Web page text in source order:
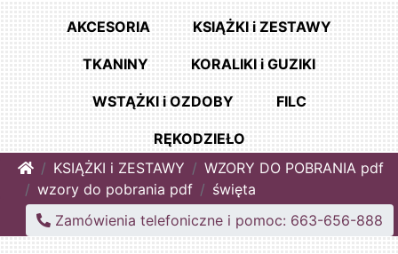
AKCESORIA KSIĄŻKI i ZESTAWY
TKANINY KORALIKI i GUZIKI
WSTĄŻKI i OZDOBY FILC
RĘKODZIEŁO
HomeKSIĄŻKI i ZESTAWY
WZORY DO POBRANIA pdf
wzory do pobrania pdf
święta
Zamówienia telefoniczne i pomoc: 663-656-888